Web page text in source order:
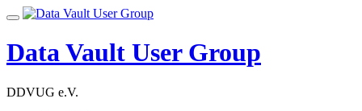
Skip
content
Toggle
Data Vault User Group
DDVUG e.V.